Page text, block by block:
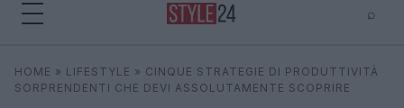
⌕
Cerca ⌕ ×
HOME » LIFESTYLE » CINQUE STRATEGIE DI PRODUTTIVITÀ
SORPRENDENTI CHE DEVI ASSOLUTAMENTE SCOPRIRE